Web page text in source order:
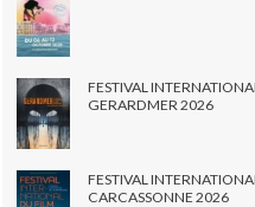
FESTIVAL
GERARDMER 2026
FESTIVAL
CARCASSONNE 2026